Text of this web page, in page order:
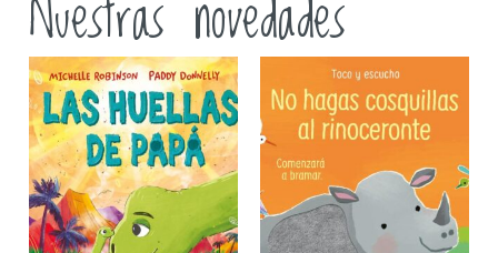
Nuestras novedades